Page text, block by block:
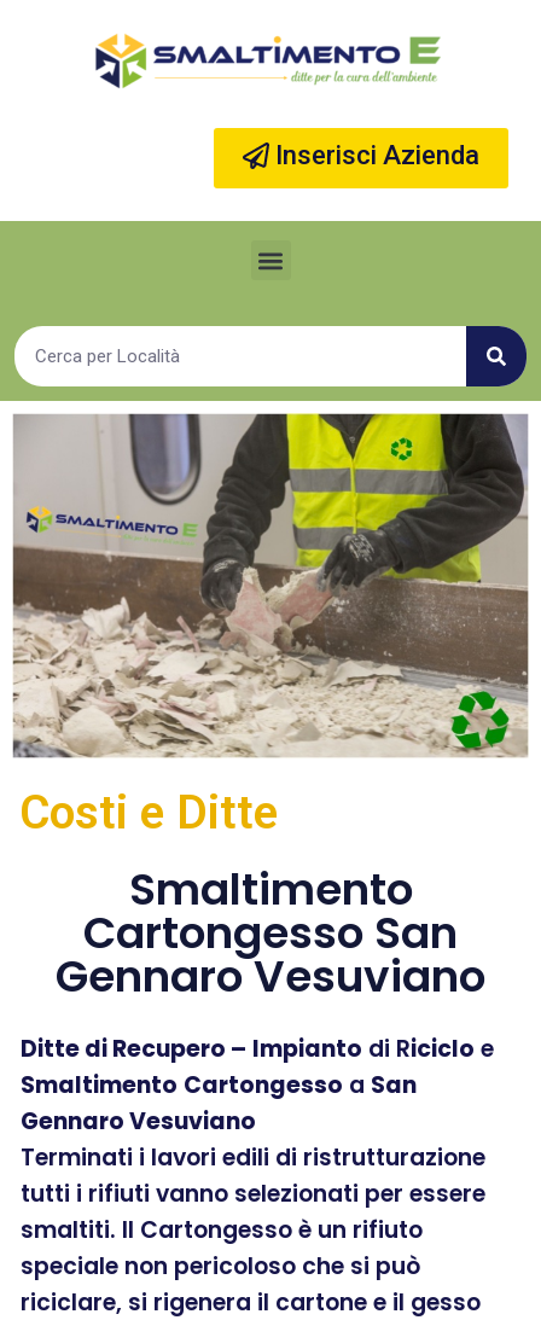
Inserisci Azienda
Costi e Ditte
Smaltimento
Cartongesso San
Gennaro Vesuviano
Ditte di Recupero – Impianto di Riciclo e
Smaltimento Cartongesso a San
Gennaro Vesuviano
Terminati i lavori edili di ristrutturazione
tutti i rifiuti vanno selezionati per essere
smaltiti. Il Cartongesso è un rifiuto
speciale non pericoloso che si può
riciclare, si rigenera il cartone e il gesso